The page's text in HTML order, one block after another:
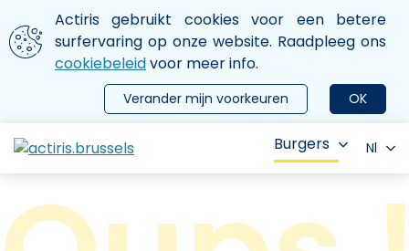
Aller au contenu principal
We gebruiken cookies
Actiris gebruikt cookies voor een betere
surfervaring op onze website. Raadpleeg ons
cookiebeleidvoor meer info.
OK
Verander mijn voorkeuren
le menu
Burgers Nl